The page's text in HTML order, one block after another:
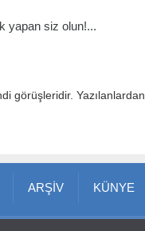
yapan siz olun!...
görüşleridir. Yazılanlardan
ARŞİV KÜNYE